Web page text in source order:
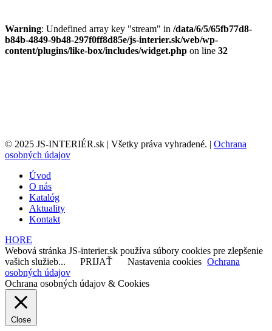
Warning: Undefined array key "stream" in /data/6/5/65fb77d8-
b84b-4849-9b48-297f0ff8d85e/js-interier.sk/web/wp-
content/plugins/like-box/includes/widget.php on line 32
© 2025 JS-INTERIÉR.sk | Všetky práva vyhradené. | Ochrana
osobných údajov
Úvod
O nás
Katalóg
Aktuality
Kontakt
HORE
Webová stránka JS-interier.sk používa súbory cookies pre zlepšenie
vašich služieb...
PRIJAŤ Nastavenia cookies Ochrana
osobných údajov
Ochrana osobných údajov & Cookies
Close